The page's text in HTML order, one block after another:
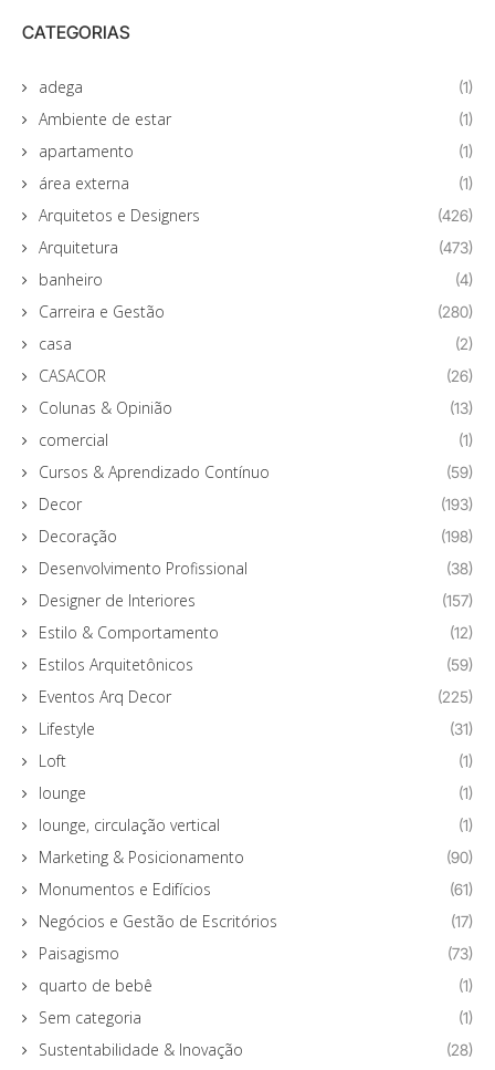
CATEGORIAS
adega (1)
Ambiente de estar (1)
apartamento (1)
área externa (1)
Arquitetos e Designers (426)
Arquitetura (473)
banheiro (4)
Carreira e Gestão (280)
casa (2)
CASACOR (26)
Colunas & Opinião (13)
comercial (1)
Cursos & Aprendizado Contínuo (59)
Decor (193)
Decoração (198)
Desenvolvimento Profissional (38)
Designer de Interiores (157)
Estilo & Comportamento (12)
Estilos Arquitetônicos (59)
Eventos Arq Decor (225)
Lifestyle (31)
Loft (1)
lounge (1)
lounge, circulação vertical (1)
Marketing & Posicionamento (90)
Monumentos e Edifícios (61)
Negócios e Gestão de Escritórios (17)
Paisagismo (73)
quarto de bebê (1)
Sem categoria (1)
Sustentabilidade & Inovação (28)